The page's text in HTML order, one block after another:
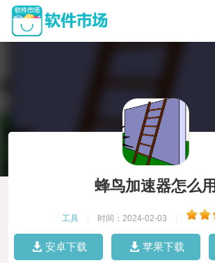
蜂鸟加速器怎么用
工具 时间：2024-02-03
安卓下载 苹果下载